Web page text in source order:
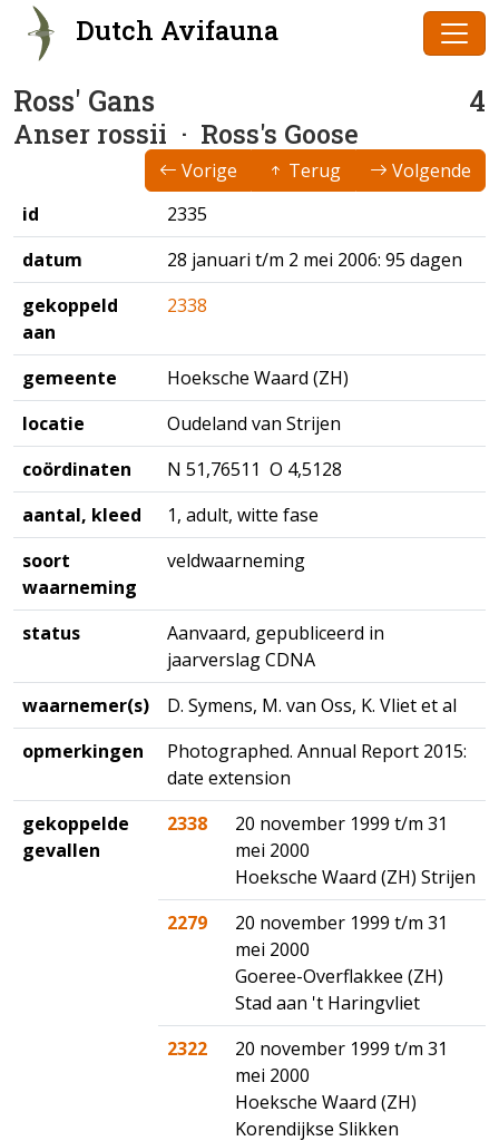
Dutch Avifauna
Ross' Gans 4
Anser rossii · Ross's Goose
Vorige Terug
Volgende
id
2335
datum
28 januari t/m 2 mei 2006: 95 dagen
gekoppeld
aan
2338
gemeente
Hoeksche Waard (ZH)
locatie
Oudeland van Strijen
coördinaten
N 51,76511 O 4,5128
aantal, kleed
1, adult, witte fase
soort
waarneming
veldwaarneming
status
Aanvaard, gepubliceerd in
jaarverslag CDNA
waarnemer(s)
D. Symens, M. van Oss, K. Vliet et al
opmerkingen
Photographed. Annual Report 2015:
date extension
gekoppelde
gevallen
2338
20 november 1999 t/m 31
mei 2000
Hoeksche Waard (ZH) Strijen
2279
20 november 1999 t/m 31
mei 2000
Goeree-Overflakkee (ZH)
Stad aan 't Haringvliet
2322
20 november 1999 t/m 31
mei 2000
Hoeksche Waard (ZH)
Korendijkse Slikken